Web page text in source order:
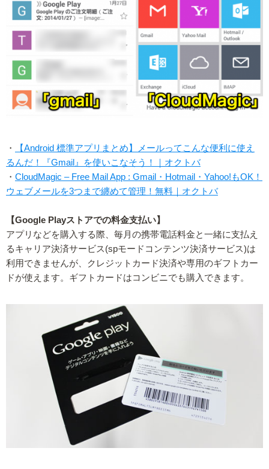
・
【Android 標準アプリまとめ】メールってこんな便利に使え
るんだ！『Gmail』を使いこなそう！｜オクトバ
・ CloudMagic – Free Mail App : Gmail・Hotmail・Yahoo!もOK！
ウェブメールを3つまで纏めて管理！無料｜オクトバ
【Google Playストアでの料金支払い】
アプリなどを購入する際、毎月の携帯電話料金と一緒に支払え
るキャリア決済サービス(spモードコンテンツ決済サービス)は
利用できませんが、クレジットカード決済や専用のギフトカー
ドが使えます。ギフトカードはコンビニでも購入できます。